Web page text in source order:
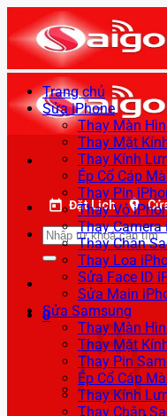
qua
nội
dung
Đặt Lịch
Tìm
kiếm:
0
Trang chủ
Sửa iPhone
Thay Màn
Thay Mặt
Thay Kính
Ép Cổ Cáp
Thay Pin
Thay Vỏ
Thay Camera
Thay Chân
Thay Loa
Sửa Face ID
Sửa Main
Sửa Samsung
Thay Màn
Thay Mặt
Thay Pin
Ép Cổ Cáp
Thay Kính
Thay Chân